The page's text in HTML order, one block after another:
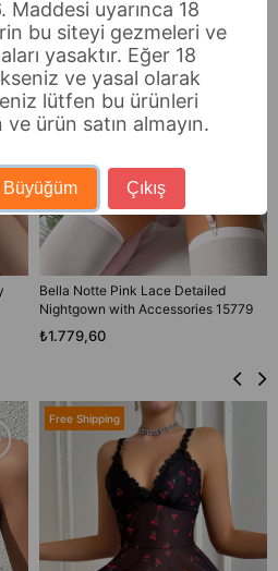
Bella Notte Pink Lace Detailed
Nightgown with Accessories 15779
₺1.779,60
Free Shipping
Maddesi uyarınca 18
bu siteyi gezmeleri ve
yasaktır. Eğer 18
ve yasal olarak
lütfen bu ürünleri
ürün satın almayın.
Büyüğüm Çıkış